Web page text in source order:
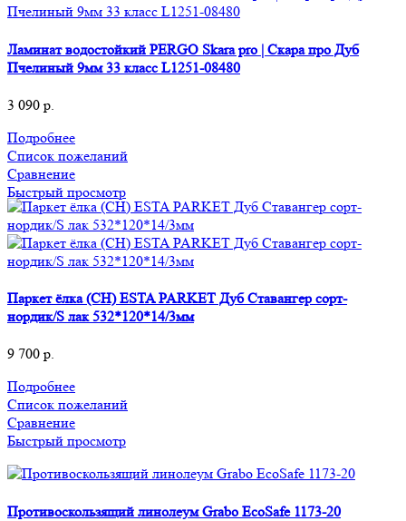
Ламинат водостойкий PERGO Skara pro | Скара про Дуб
Пчелиный 9мм 33 класс L1251-08480
3 090 р.
Подробнее
Список пожеланий
Сравнение
Быстрый просмотр
Паркет ёлка (CH) ESTA PARKET Дуб Ставангер сорт-
нордик/S лак 532*120*14/3мм
9 700 р.
Подробнее
Список пожеланий
Сравнение
Быстрый просмотр
Противоскользящий линолеум Grabo EcoSafe 1173-20